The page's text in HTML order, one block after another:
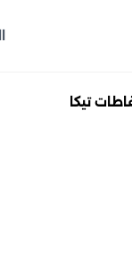
تيكا